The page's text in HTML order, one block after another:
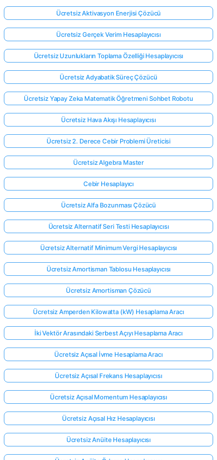
Ücretsiz Aktivasyon Enerjisi Çözücü
Ücretsiz Gerçek Verim Hesaplayıcısı
Ücretsiz Uzunlukların Toplama Özelliği Hesaplayıcısı
Ücretsiz Adyabatik Süreç Çözücü
Ücretsiz Yapay Zeka Matematik Öğretmeni Sohbet Robotu
Ücretsiz Hava Akışı Hesaplayıcısı
Ücretsiz 2. Derece Cebir Problemi Üreticisi
Ücretsiz Algebra Master
Cebir Hesaplayıcı
Ücretsiz Alfa Bozunması Çözücü
Ücretsiz Alternatif Seri Testi Hesaplayıcısı
Ücretsiz Alternatif Minimum Vergi Hesaplayıcısı
Ücretsiz Amortisman Tablosu Hesaplayıcısı
Ücretsiz Amortisman Çözücü
Ücretsiz Amperden Kilowatta (kW) Hesaplama Aracı
İki Vektör Arasındaki Serbest Açıyı Hesaplama Aracı
Ücretsiz Açısal İvme Hesaplama Aracı
Ücretsiz Açısal Frekans Hesaplayıcısı
Ücretsiz Açısal Momentum Hesaplayıcısı
Ücretsiz Açısal Hız Hesaplayıcısı
Ücretsiz Anüite Hesaplayıcısı